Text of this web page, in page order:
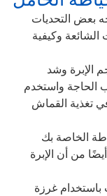
بعض التحديات
وكيفية
الإبرة وشد
الحاجة واستخدم
تغذية القماش
الخاصة بك
من أن الإبرة
باستخدام غرزة